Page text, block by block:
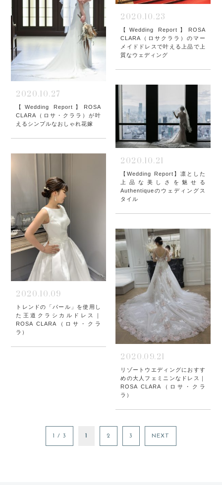
2020.10.27
【Wedding Report】ROSA
CLARA（ロサ・クララ）が叶
えるシンプルなおしゃれ花嫁
2020.10.23
【Wedding Report】ROSA
CLARA（ロサクララ）のマー
メイドドレスで叶える上品で上
質なウェディング
2020.10.21
【Wedding Report】凛とした
上品な美しさを魅せる
Authentiqueのウェディングス
タイル
2020.10.09
トレンドの「パール」を使用し
た王道クラシカルドレス｜
ROSA CLARA（ロサ・クラ
ラ）
2020.09.21
リゾートウエディングにおすす
めの大人フェミニンなドレス｜
ROSA CLARA（ロサ・クラ
ラ）
1 / 3 2 3 NEXT